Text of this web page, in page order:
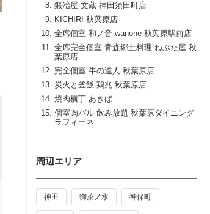
鍛冶屋 文蔵 神田須田町店
KICHIRI 秋葉原店
全席個室 和ノ音‐wanone‐秋葉原駅前店
全席完全個室 青森郷土料理 ねぶた屋 秋
葉原店
完全個室 牛の達人 秋葉原店
炭火と釜飯 鶏兆 秋葉原店
焼肉横丁 あきば
個室肉バル 飲み放題 秋葉原ダイニング
ラフィーネ
周辺エリア
神田 御茶ノ水 神保町